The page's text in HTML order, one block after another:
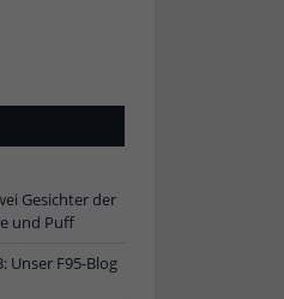
Gesichter der
und Puff
Unser F95-Blog